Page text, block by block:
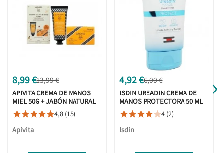
8,99 €13,99 €
APIVITA CREMA DE MANOS
MIEL 50G + JABÓN NATURAL
SÓLIDO 125G
4,8 (15)
Apivita
4,92 €6,00 €
ISDIN UREADIN CREMA DE
MANOS PROTECTORA 50 ML
4 (2)
Isdin
›